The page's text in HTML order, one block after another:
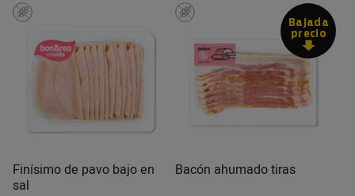
Finísimo de pavo bajo en
sal
Bajada
precio
Bacón ahumado tiras